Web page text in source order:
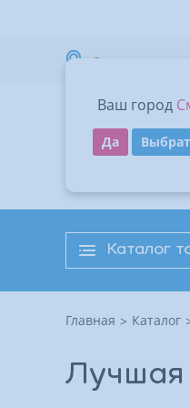
Ваш город
Да
Смоленск
Каталог
Главная Каталог
Лучшая
Вернуться
Контакты
Время